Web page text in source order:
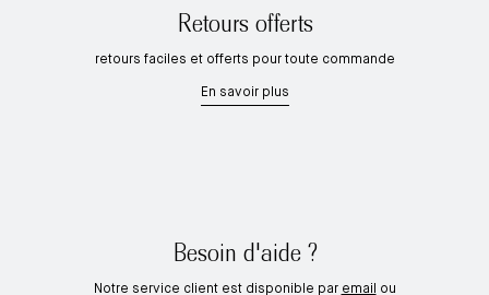
Retours offerts
retours faciles et offerts pour toute commande
En savoir plus
Besoin d'aide ?
Notre service client est disponible par email
ou